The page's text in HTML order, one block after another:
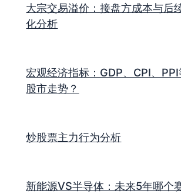
大宗交易溢价：接盘方成本与后
化分析
宏观经济指标：GDP、CPI、
股市走势？
炒股票主力行为分析
新能源VS半导体：未来5年哪个